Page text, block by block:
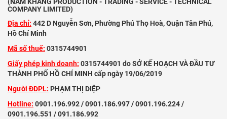
COMPANY LIMITED)
Địa chỉ: 442 D Nguyễn Sơn, Phường Phú Thọ Hoà, Quận Tân Phú,
Hồ Chí Minh
Mã số thuế: 0315744901
Giấy phép kinh doanh: 0315744901 do SỞ KẾ HOẠCH VÀ ĐẦU TƯ
THÀNH PHỐ HỒ CHÍ MINH cấp ngày 19/06/2019
Người ĐDPL: PHẠM THỊ DIỆP
Hotline: 0901.196.992 / 0901.186.997 / 0901.196.224 /
0901.196.551 / 091.186.992